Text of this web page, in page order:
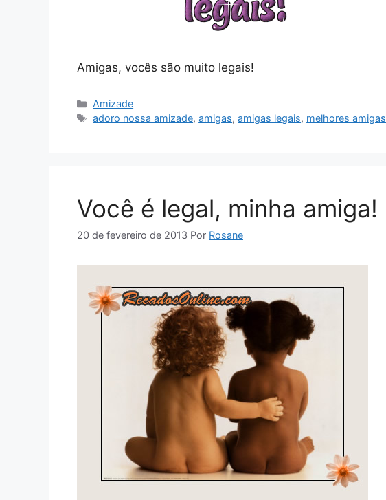
Amigas, vocês são muito legais!
Categorias
Amizade
Tags
adoro nossa amizade,amigas,amigas legais, melhores amigas
Você é legal, minha amiga!
20 de fevereiro de 2013 Por Rosane